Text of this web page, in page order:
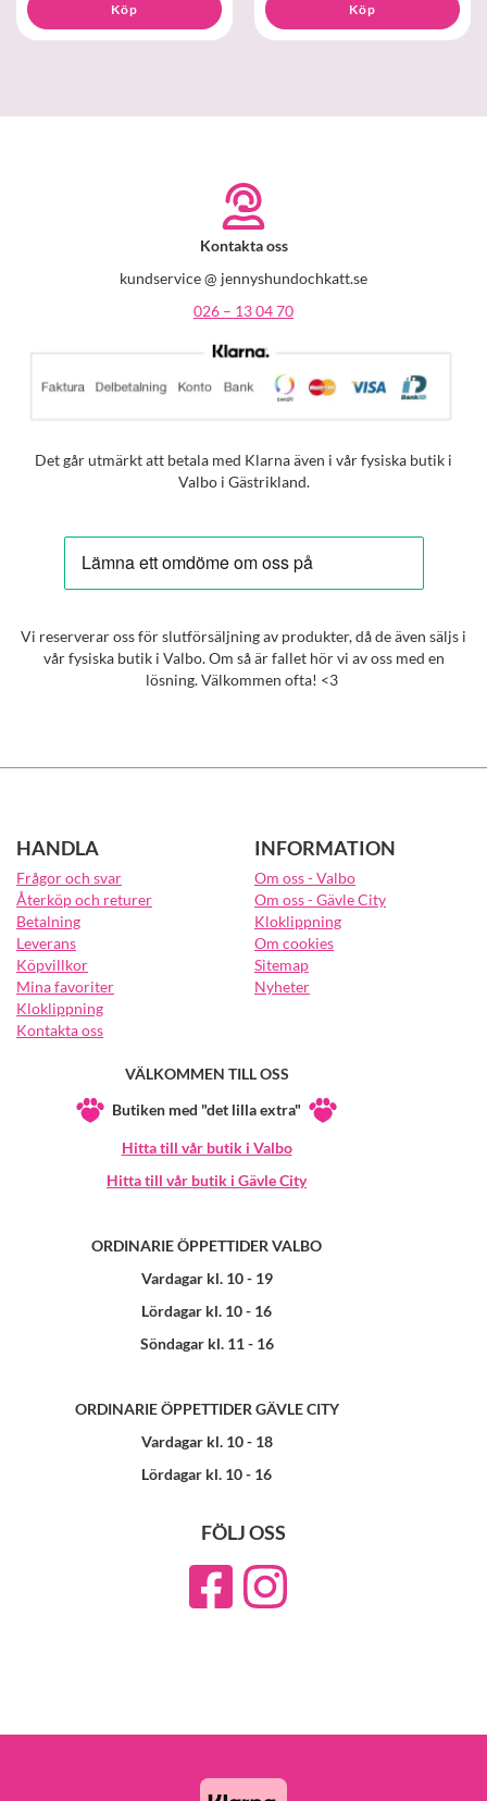
Köp Köp
Kontakta oss
kundservice @ jennyshundochkatt.se
026 – 13 04 70
Det går utmärkt att betala med Klarna även i vår fysiska butik i
Valbo i Gästrikland.
Vi reserverar oss för slutförsäljning av produkter, då de även säljs i
vår fysiska butik i Valbo. Om så är fallet hör vi av oss med en
lösning. Välkommen ofta! <3
HANDLA
Frågor och svar
Återköp och returer
Betalning
Leverans
Köpvillkor
Mina favoriter
Kloklippning
Kontakta oss
INFORMATION
Om oss - Valbo
Om oss - Gävle City
Kloklippning
Om cookies
Sitemap
Nyheter
VÄLKOMMEN TILL OSS
Butiken med "det lilla extra"
Hitta till vår butik i Valbo
Hitta till vår butik i Gävle City
ORDINARIE ÖPPETTIDER VALBO
Vardagar kl. 10 - 19
Lördagar kl. 10 - 16
Söndagar kl. 11 - 16
ORDINARIE ÖPPETTIDER GÄVLE CITY
Vardagar kl. 10 - 18
Lördagar kl. 10 - 16
FÖLJ OSS